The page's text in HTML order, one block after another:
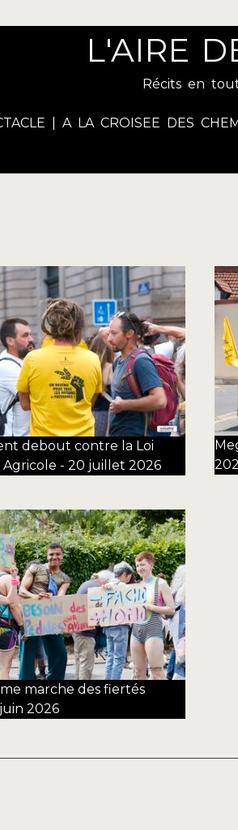
L'AIRE
Récits en
|A LA CROISEE DES
debout contre la Loi
Agricole - 20 juillet 2026
marche des fiertés
2026